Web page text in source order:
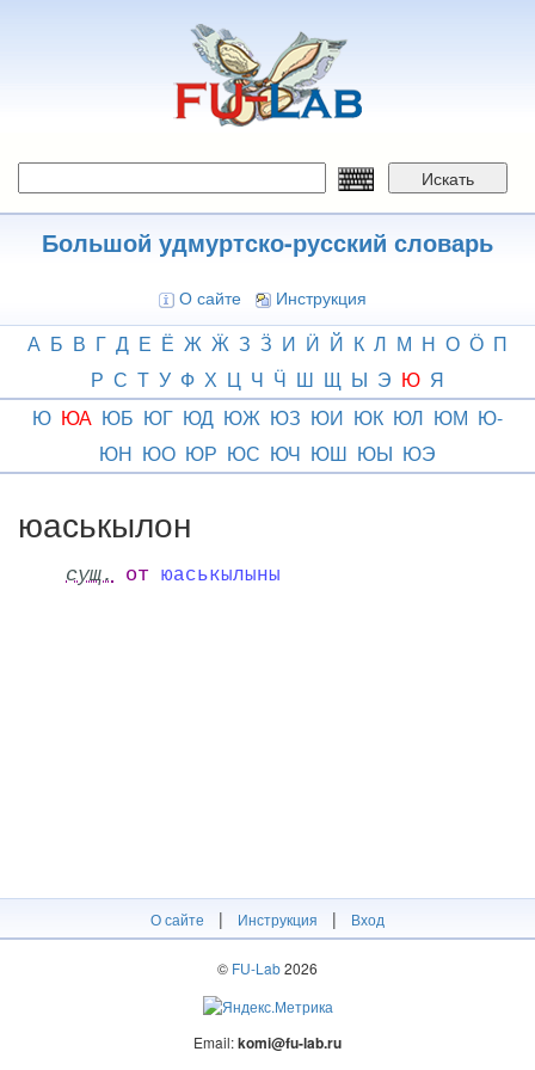
Искать
Большой удмуртско-русский словарь
О сайте Инструкция
А Б В Г Д Е Ё Ж Ӝ З Ӟ И Ӥ Й К Л М Н О Ӧ П
Р С Т У Ф Х Ц Ч Ӵ Ш Щ Ы Э Ю Я
Ю ЮА ЮБ ЮГ ЮД ЮЖ ЮЗ ЮИ ЮК ЮЛ ЮМ Ю-
ЮН ЮО ЮР ЮС ЮЧ ЮШ ЮЫ ЮЭ
юаськылон
сущ. от юаськылыны
О сайте | Инструкция | Вход
© FU-Lab2026
Email:komi@fu-lab.ru